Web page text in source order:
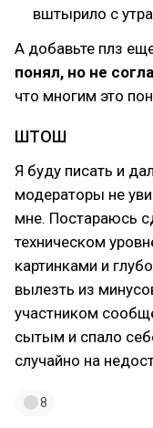
вштырило с
А добавьте плз
понял, но не
что многим это
ШТОШ
Я буду писать и
модераторы не
мне. Постараюсь
техническом
картинками и
вылезть из
участником
сытым и спало
случайно на
8